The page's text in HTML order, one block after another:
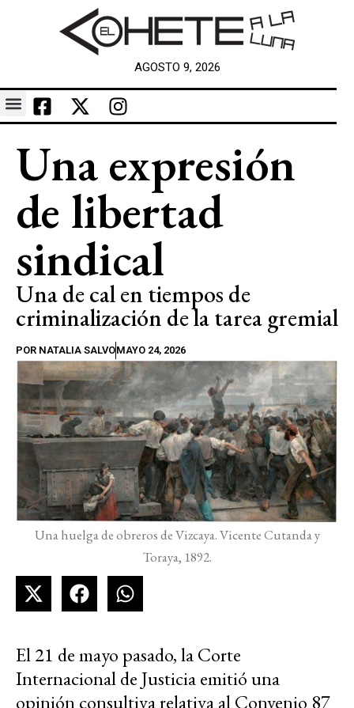
AGOSTO 9, 2026
Una expresión
de libertad
sindical
Una de cal en tiempos de
criminalización de la tarea gremial
POR NATALIA SALVOMAYO 24, 2026
Una huelga de obreros de Vizcaya. Vicente Cutanda y
Toraya, 1892.
El 21 de mayo pasado, la Corte
Internacional de Justicia emitió una
opinión consultiva relativa al Convenio 87